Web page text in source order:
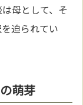
母として、そ
迫られてい
萌芽